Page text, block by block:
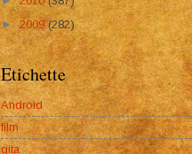
►2009(282)
Etichette
Android
film
gita